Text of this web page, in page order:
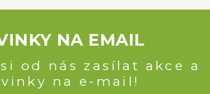
NA EMAIL
od nás zasílat akce a
na e-mail!